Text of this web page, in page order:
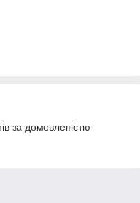
за домовленістю